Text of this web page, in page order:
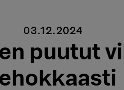
03.12.2024
puutut